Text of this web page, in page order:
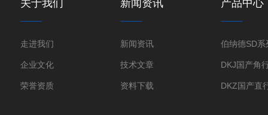
关于我们
走进我们
企业文化
荣誉资质
新闻资讯
新闻资讯
技术文章
资料下载
产品中心